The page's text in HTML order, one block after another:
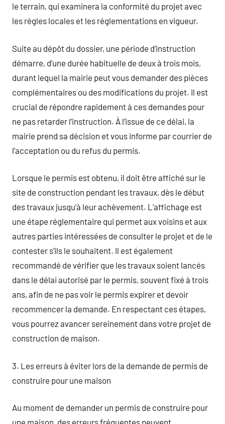
le terrain, qui examinera la conformité du projet avec
les règles locales et les réglementations en vigueur.
Suite au dépôt du dossier, une période d’instruction
démarre, d’une durée habituelle de deux à trois mois,
durant lequel la mairie peut vous demander des pièces
complémentaires ou des modifications du projet. Il est
crucial de répondre rapidement à ces demandes pour
ne pas retarder l’instruction. À l’issue de ce délai, la
mairie prend sa décision et vous informe par courrier de
l’acceptation ou du refus du permis.
Lorsque le permis est obtenu, il doit être affiché sur le
site de construction pendant les travaux, dès le début
des travaux jusqu’à leur achèvement. L’affichage est
une étape réglementaire qui permet aux voisins et aux
autres parties intéressées de consulter le projet et de le
contester s’ils le souhaitent. Il est également
recommandé de vérifier que les travaux soient lancés
dans le délai autorisé par le permis, souvent fixé à trois
ans, afin de ne pas voir le permis expirer et devoir
recommencer la demande. En respectant ces étapes,
vous pourrez avancer sereinement dans votre projet de
construction de maison.
3. Les erreurs à éviter lors de la demande de permis de
construire pour une maison
Au moment de demander un permis de construire pour
une maison, des erreurs fréquentes peuvent